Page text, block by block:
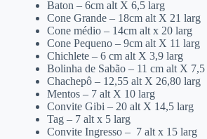
Baton – 6cm alt X 6,5 larg
Cone Grande – 18cm alt X 21 larg
Cone médio – 14cm alt x 20 larg
Cone Pequeno – 9cm alt X 11 larg
Chichlete – 6 cm alt X 3,9 larg
Bolinha de Sabão – 11 cm alt X
Chachepô – 12,55 alt X 26,80 larg
Mentos – 7 alt X 10 larg
Convite Gibi – 20 alt X 14,5 larg
Tag – 7 alt x 5 larg
Convite Ingresso – 7 alt x 15 larg